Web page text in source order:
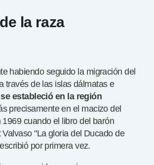
la raza
habiendo seguido la migración del
través de las islas dálmatas e
se estableció en la región
precisamente en el macizo del
1969 cuando el libro del barón
Valvaso "La gloria del Ducado de
por primera vez.